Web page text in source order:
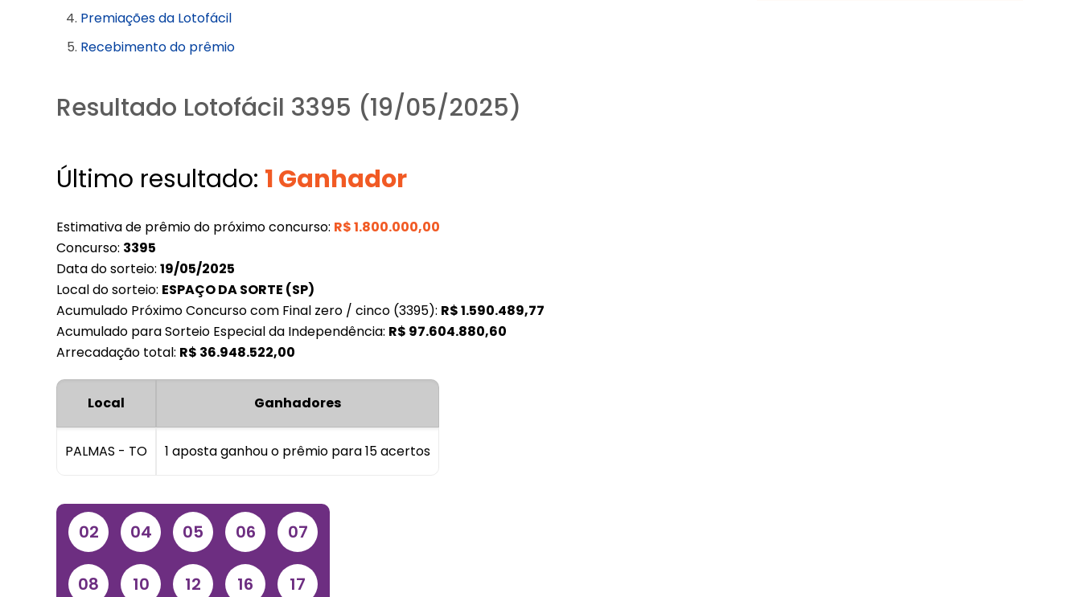
Premiações da Lotofácil
Recebimento do prêmio
Resultado Lotofácil 3395 (19/05/2025)
Último resultado: 1 Ganhador
Estimativa de prêmio do próximo concurso: R$1.800.000,00
Concurso: 3395
Data do sorteio:19/05/2025
Local do sorteio: ESPAÇO DA SORTE (SP)
Acumulado Próximo Concurso com Final zero / cinco (3395): R$1.590.489,77
Acumulado para Sorteio Especial da Independência: R$ 97.604.880,60
Arrecadação total: R$ 36.948.522,00
Local Ganhadores
PALMAS - TO 1 aposta ganhou o prêmio para 15 acertos
02 04 05 06 07
08 10 12 16 17